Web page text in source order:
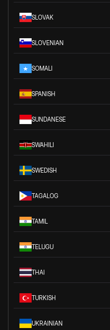
SLOVAK
SLOVENIAN
SOMALI
SPANISH
SUNDANESE
SWAHILI
SWEDISH
TAGALOG
TAMIL
TELUGU
THAI
TURKISH
UKRAINIAN